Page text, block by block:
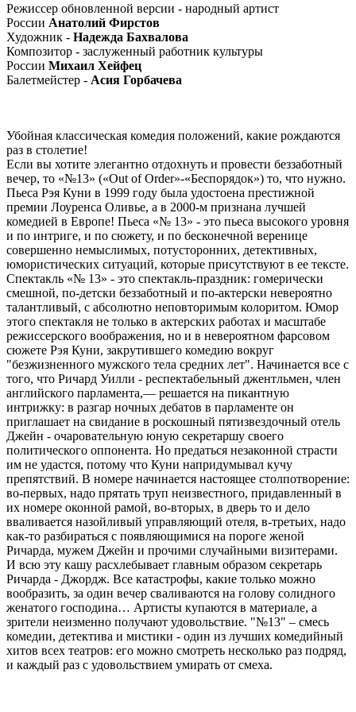
Режиссер обновленной версии - народный артист
России Анатолий Фирстов
Художник - Надежда Бахвалова
Композитор - заслуженный работник культуры
России Михаил Хейфец
Балетмейстер - Асия Горбачева
Убойная классическая комедия положений, какие рождаются
раз в столетие!
Если вы хотите элегантно отдохнуть и провести беззаботный
вечер, то «№13» («Out of Order»-«Беспорядок») то, что нужно.
Пьеса Рэя Куни в 1999 году была удостоена престижной
премии Лоуренса Оливье, а в 2000-м признана лучшей
комедией в Европе! Пьеса «№ 13» - это пьеса высокого уровня
и по интриге, и по сюжету, и по бесконечной веренице
совершенно немыслимых, потусторонних, детективных,
юмористических ситуаций, которые присутствуют в ее тексте.
Спектакль «№ 13» - это спектакль-праздник: гомерически
смешной, по-детски беззаботный и по-актерски невероятно
талантливый, с абсолютно неповторимым колоритом. Юмор
этого спектакля не только в актерских работах и масштабе
режиссерского воображения, но и в невероятном фарсовом
сюжете Рэя Куни, закрутившего комедию вокруг
"безжизненного мужского тела средних лет". Начинается все с
того, что Ричард Уилли - респектабельный джентльмен, член
английского парламента,— решается на пикантную
интрижку: в разгар ночных дебатов в парламенте он
приглашает на свидание в роскошный пятизвездочный отель
Джейн - очаровательную юную секретаршу своего
политического оппонента. Но предаться незаконной страсти
им не удастся, потому что Куни напридумывал кучу
препятствий. В номере начинается настоящее столпотворение:
во-первых, надо прятать труп неизвестного, придавленный в
их номере оконной рамой, во-вторых, в дверь то и дело
вваливается назойливый управляющий отеля, в-третьих, надо
как-то разбираться с появляющимися на пороге женой
Ричарда, мужем Джейн и прочими случайными визитерами.
И всю эту кашу расхлебывает главным образом секретарь
Ричарда - Джордж. Все катастрофы, какие только можно
вообразить, за один вечер сваливаются на голову солидного
женатого господина… Артисты купаются в материале, а
зрители неизменно получают удовольствие. "№13" – смесь
комедии, детектива и мистики - один из лучших комедийный
хитов всех театров: его можно смотреть несколько раз подряд,
и каждый раз с удовольствием умирать от смеха.